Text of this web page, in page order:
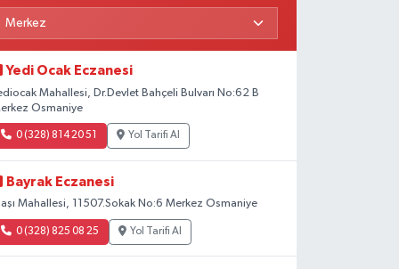
Yedi Ocak Eczanesi
Mahallesi, Dr.Devlet Bahçeli Bulvarı No:62 B
Osmaniye
0 (328) 814 20 51 Yol Tarifi Al
Bayrak Eczanesi
Mahallesi, 11507.Sokak No:6 Merkez Osmaniye
0 (328) 825 08 25 Yol Tarifi Al